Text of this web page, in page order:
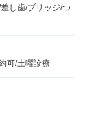
し歯/ブリッジ/つ
可/土曜診療